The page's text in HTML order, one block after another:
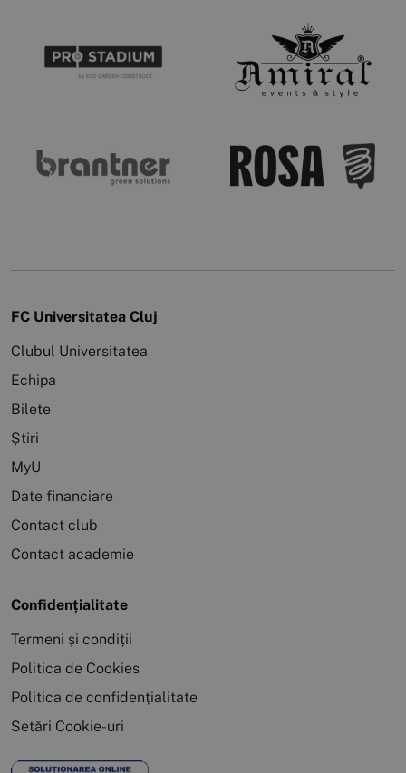
FC Universitatea Cluj
Clubul Universitatea
Echipa
Bilete
Știri
MyU
Date financiare
Contact club
Contact academie
Confidențialitate
Termeni și condiții
Politica de Cookies
Politica de confidențialitate
Setări Cookie-uri